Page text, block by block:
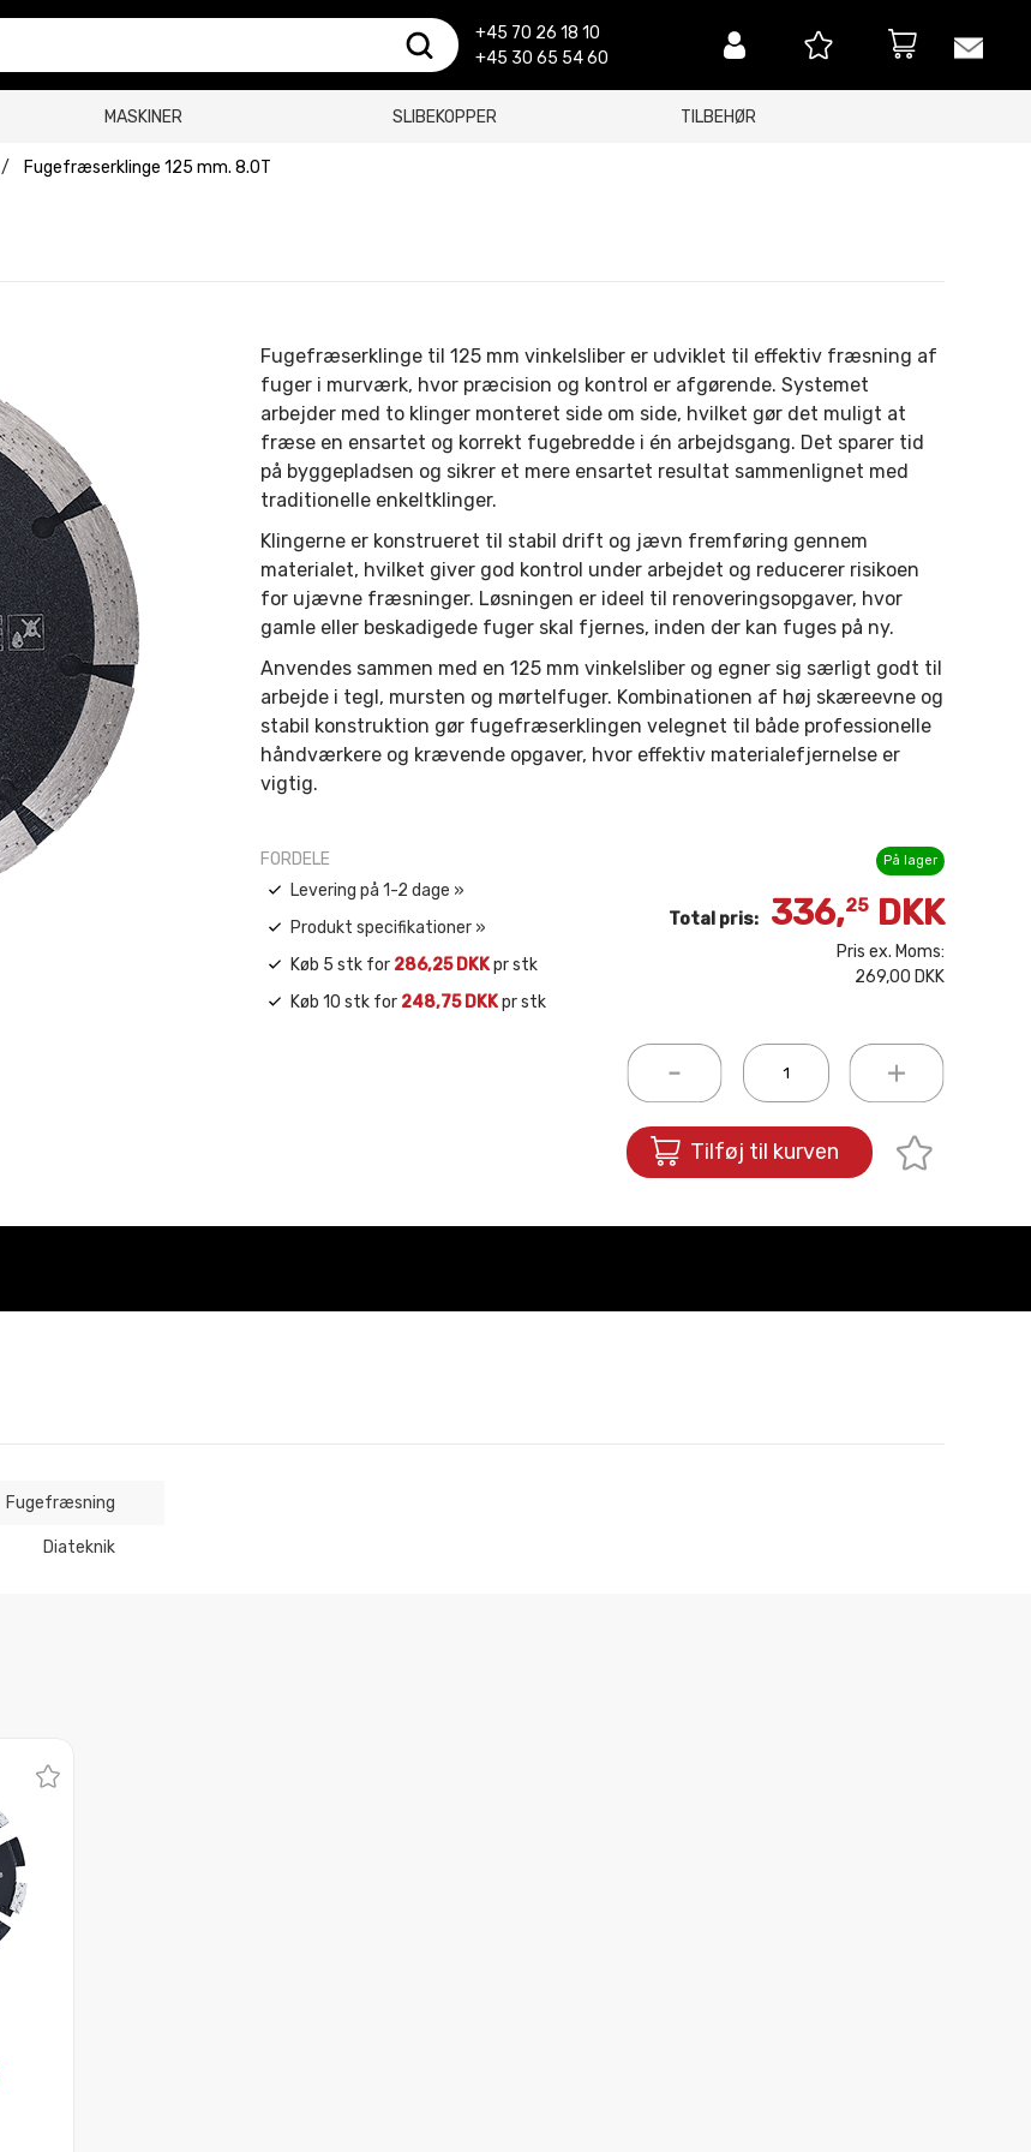
+45 70 26 18 10
+45 30 65 54 60
MASKINER SLIBEKOPPER TILBEHØR
/ Fugefræserklinge 125 mm. 8.0T
Fugefræserklinge til 125 mm vinkelsliber er udviklet til effektiv fræsning af
fuger i murværk, hvor præcision og kontrol er afgørende. Systemet
arbejder med to klinger monteret side om side, hvilket gør det muligt at
fræse en ensartet og korrekt fugebredde i én arbejdsgang. Det sparer tid
på byggepladsen og sikrer et mere ensartet resultat sammenlignet med
traditionelle enkeltklinger.
Klingerne er konstrueret til stabil drift og jævn fremføring gennem
materialet, hvilket giver god kontrol under arbejdet og reducerer risikoen
for ujævne fræsninger. Løsningen er ideel til renoveringsopgaver, hvor
gamle eller beskadigede fuger skal fjernes, inden der kan fuges på ny.
Anvendes sammen med en 125 mm vinkelsliber og egner sig særligt godt til
arbejde i tegl, mursten og mørtelfuger. Kombinationen af høj skæreevne og
stabil konstruktion gør fugefræserklingen velegnet til både professionelle
håndværkere og krævende opgaver, hvor effektiv materialefjernelse er
vigtig.
FORDELE
Levering på 1-2 dage »
Produkt specifikationer »
Køb 5 stk for 286,25 DKKpr stk
Køb 10 stk for 248,75 DKKpr stk
På lager
Total pris: 336,25 DKK
Pris ex. Moms:
269,00 DKK
Tilføj til kurven
Fugefræsning
Diateknik